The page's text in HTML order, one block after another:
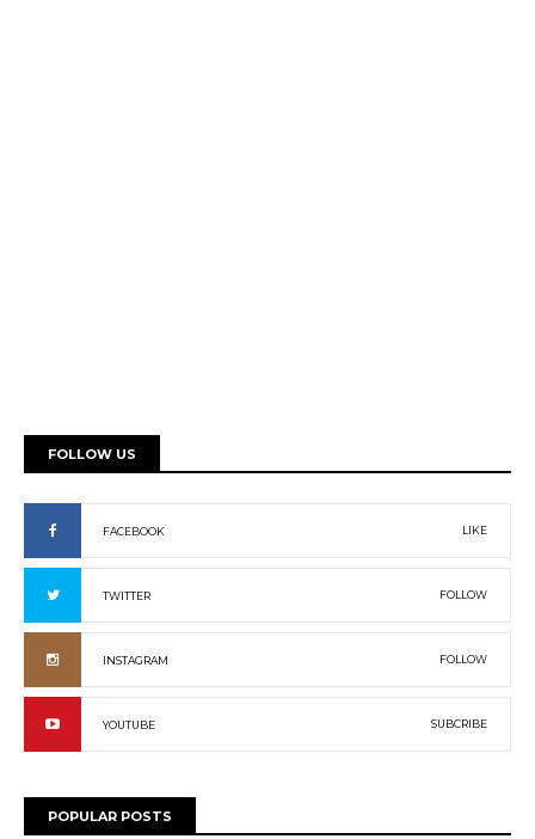
FOLLOW US
FACEBOOK LIKE
TWITTER FOLLOW
INSTAGRAM FOLLOW
YOUTUBE SUBCRIBE
POPULAR POSTS